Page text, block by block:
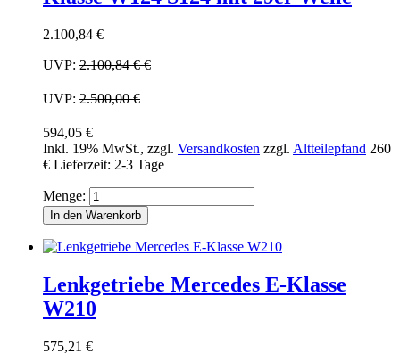
2.100,84 €
UVP: 2.100,84 €€
UVP: 2.500,00 €
594,05 €
Inkl. 19% MwSt., zzgl. Versandkosten zzgl. Altteilepfand 260
€ Lieferzeit: 2-3 Tage
Menge:
In den Warenkorb
Lenkgetriebe Mercedes E-Klasse
W210
575,21 €